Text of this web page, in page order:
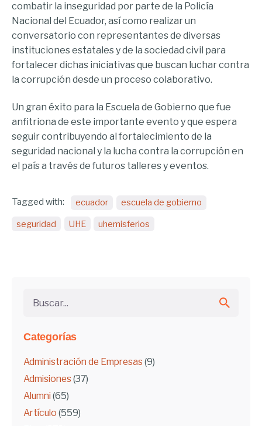
Categorías
Administración de Empresas (9)
Admisiones (37)
Alumni (65)
Artículo (559)
combatir la inseguridad por parte de la Policía
Nacional del Ecuador, así como realizar un
conversatorio con representantes de diversas
instituciones estatales y de la sociedad civil para
fortalecer dichas iniciativas que buscan luchar contra
la corrupción desde un proceso colaborativo.
Un gran éxito para la Escuela de Gobierno que fue
anfitriona de este importante evento y que espera
seguir contribuyendo al fortalecimiento de la
seguridad nacional y la lucha contra la corrupción en
el país a través de futuros talleres y eventos.
Tagged with: ecuador escuela de gobierno
seguridad UHE uhemisferios